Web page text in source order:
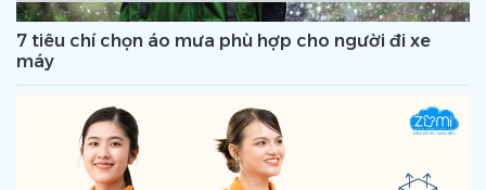
7 tiêu chí chọn áo mưa phù hợp cho người đi xe
máy